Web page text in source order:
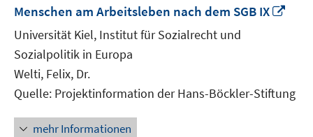
Menschen am Arbeitsleben nach dem SGB IX
Universität Kiel, Institut für Sozialrecht und
Sozialpolitik in Europa
Welti, Felix, Dr.
Quelle: Projektinformation der Hans-Böckler-Stiftung
mehr Informationen